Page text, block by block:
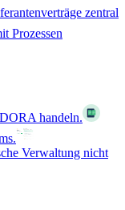
zentral
Prozessen
handeln.
Verwaltung nicht